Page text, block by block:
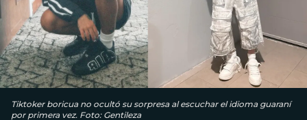
Tiktoker boricua no ocultó su sorpresa al escuchar el idioma guaraní
por primera vez. Foto: Gentileza